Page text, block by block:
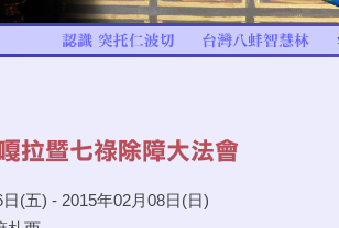
(五) - 2015年02月08日(日)